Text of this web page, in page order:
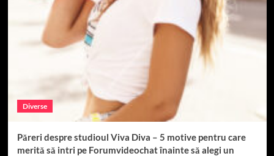
Diverse
Păreri despre studioul Viva Diva – 5 motive pentru care
merită să intri pe Forumvideochat înainte să alegi un